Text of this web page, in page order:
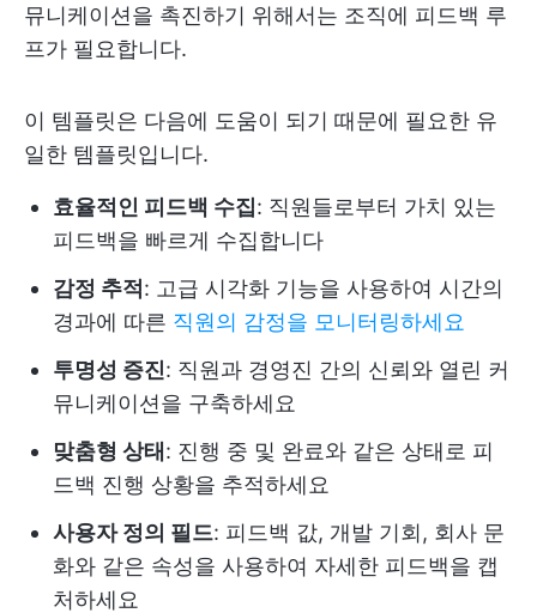
뮤니케이션을 촉진하기 위해서는 조직에 피드백 루
프가 필요합니다.
이 템플릿은 다음에 도움이 되기 때문에 필요한 유
일한 템플릿입니다.
효율적인 피드백 수집: 직원들로부터 가치 있는
피드백을 빠르게 수집합니다
감정 추적: 고급 시각화 기능을 사용하여 시간의
경과에 따른 직원의 감정을 모니터링하세요
투명성 증진: 직원과 경영진 간의 신뢰와 열린 커
뮤니케이션을 구축하세요
맞춤형 상태: 진행 중 및 완료와 같은 상태로 피
드백 진행 상황을 추적하세요
사용자 정의 필드: 피드백 값, 개발 기회, 회사 문
화와 같은 속성을 사용하여 자세한 피드백을 캡
처하세요